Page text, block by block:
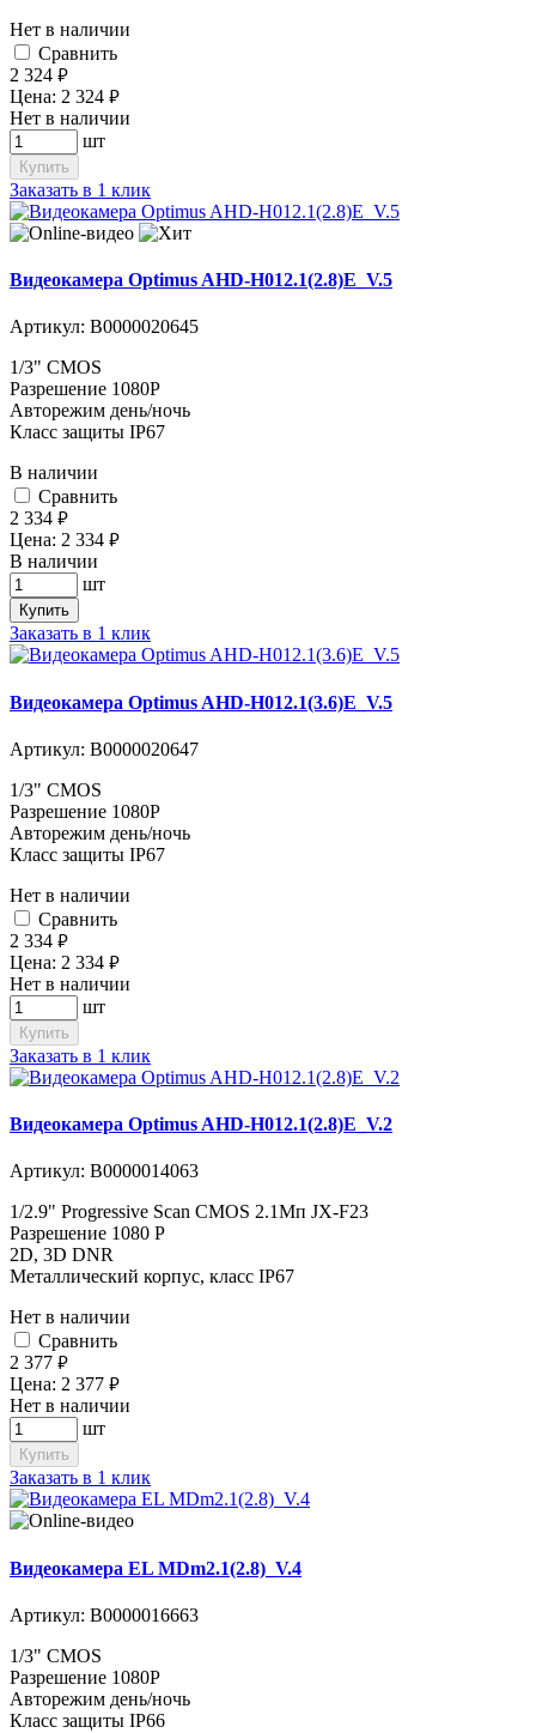
Нет в наличии
Cравнить
2 324 руб.
Цена: 2 324 руб.
Нет в наличии
шт
Купить
Заказать в 1 клик
Видеокамера Optimus AHD-H012.1(2.8)E_V.5
Артикул: В0000020645
1/3" CMOS
Разрешение 1080P
Авторежим день/ночь
Класс защиты IP67
В наличии
Cравнить
2 334 руб.
Цена: 2 334 руб.
В наличии
шт
Купить
Заказать в 1 клик
Видеокамера Optimus AHD-H012.1(3.6)E_V.5
Артикул: В0000020647
1/3" CMOS
Разрешение 1080P
Авторежим день/ночь
Класс защиты IP67
Нет в наличии
Cравнить
2 334 руб.
Цена: 2 334 руб.
Нет в наличии
шт
Купить
Заказать в 1 клик
Видеокамера Optimus AHD-H012.1(2.8)E_V.2
Артикул: В0000014063
1/2.9" Progressive Scan CMOS 2.1Мп JX-F23
Разрешение 1080 P
2D, 3D DNR
Металлический корпус, класс IP67
Нет в наличии
Cравнить
2 377 руб.
Цена: 2 377 руб.
Нет в наличии
шт
Купить
Заказать в 1 клик
Видеокамера EL MDm2.1(2.8)_V.4
Артикул: В0000016663
1/3" CMOS
Разрешение 1080P
Авторежим день/ночь
Класс защиты IP66